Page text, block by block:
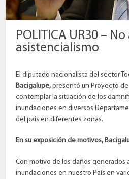
POLITICA UR30 – No
asistencialismo
El diputado nacionalista del sector
Bacigalupe,presentó un Proyecto
contemplar la situación de los
inundaciones en diversos
del país en diferentes zonas.
En su exposición de motivos,
Con motivo de los daños generados
inundaciones en nuestro País en